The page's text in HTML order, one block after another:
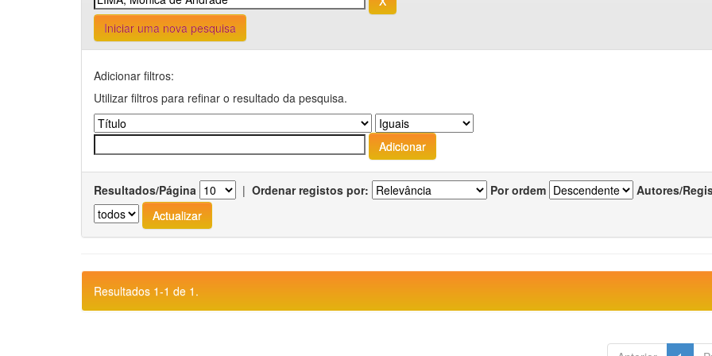
Iniciar uma nova pesquisa
Adicionar filtros:
Utilizar filtros para refinar o resultado da pesquisa.
Resultados/Página | Ordenar registos por: Por ordem Autores/
Resultados 1-1 de 1.